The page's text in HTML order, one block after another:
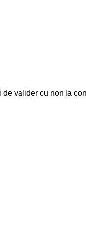
de valider ou non la